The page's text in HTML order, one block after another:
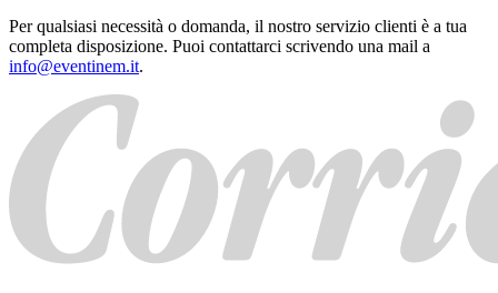
Per qualsiasi necessità o domanda, il nostro servizio clienti è a tua
completa disposizione. Puoi contattarci scrivendo una mail a
info@eventinem.it.